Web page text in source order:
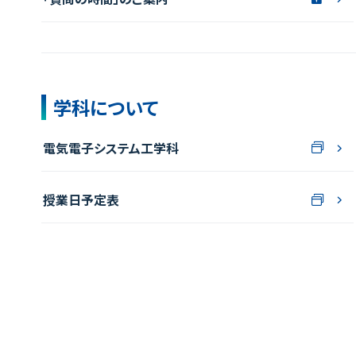
学科について
電気電子システム工学科
授業日予定表